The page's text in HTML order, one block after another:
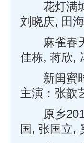
花灯满城
刘晓庆, 田
麻雀春天
佳栋, 蒋欣,
新闺蜜时
主演：张歆
原乡
国, 张国立,